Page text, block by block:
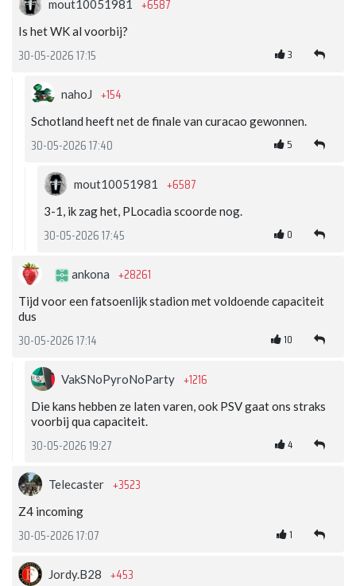
mout10051981 +6587
Is het WK al voorbij?
30-05-2026 17:15 3
nahoJ +154
Schotland heeft net de finale van curacao gewonnen.
30-05-2026 17:40 5
mout10051981 +6587
3-1, ik zag het, PLocadia scoorde nog.
30-05-2026 17:45 0
ankona +28261
Tijd voor een fatsoenlijk stadion met voldoende capaciteit
dus
30-05-2026 17:14 10
VakSNoPyroNoParty +1216
Die kans hebben ze laten varen, ook PSV gaat ons straks
voorbij qua capaciteit.
30-05-2026 19:27 4
Telecaster +3523
Z4 incoming
30-05-2026 17:07 1
Jordy.B28 +453